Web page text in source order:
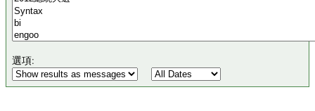
選項: